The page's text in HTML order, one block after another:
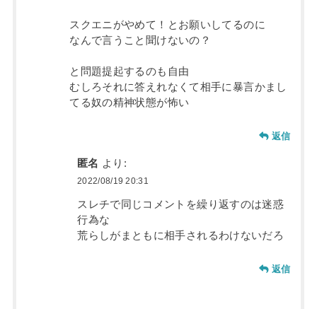
スクエニがやめて！とお願いしてるのに
なんで言うこと聞けないの？
と問題提起するのも自由
むしろそれに答えれなくて相手に暴言かまし
てる奴の精神状態が怖い
返信
匿名 より:
2022/08/19 20:31
スレチで同じコメントを繰り返すのは迷惑
行為な
荒らしがまともに相手されるわけないだろ
返信